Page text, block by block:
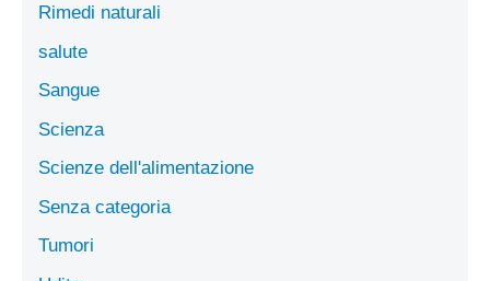
Rimedi naturali
salute
Sangue
Scienza
Scienze dell'alimentazione
Senza categoria
Tumori